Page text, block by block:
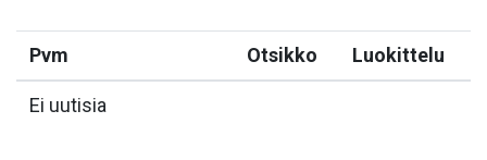
Pvm Otsikko Luokittelu
Ei uutisia